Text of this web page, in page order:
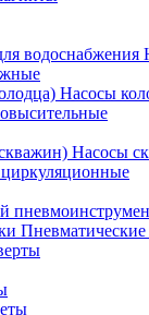
Насосы
Насосы